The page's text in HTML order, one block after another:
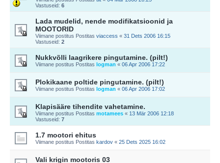
Vastuseid: 6
Lada mudelid, nende modifikatsioonid ja
MOOTORID
Viimane postitus Postitas viaccess « 31 Dets 2006 16:15
Vastuseid: 2
Nukkvõlli laagrikere pingutamine. (pilt!)
Viimane postitus Postitas logman « 06 Apr 2006 17:22
Plokikaane poltide pingutamine. (pilt!)
Viimane postitus Postitas logman « 06 Apr 2006 17:02
Klapisääre tihendite vahetamine.
Viimane postitus Postitas motamees « 13 Mär 2006 12:18
Vastuseid: 7
1.7 mootori ehitus
Viimane postitus Postitas kardov « 25 Dets 2025 16:02
Vali krigin mootoris 03